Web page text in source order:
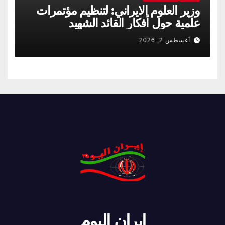
وزير العلوم الايراني: لتنظيم مؤتمرات
علمية حول أفكار القائد الشهيد
أغسطس 2, 2026